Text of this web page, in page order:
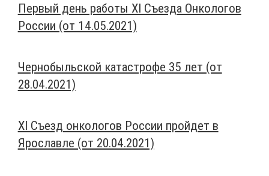
Первый день работы XI Съезда Онкологов
России (от 14.05.2021)
Чернобыльской катастрофе 35 лет (от
28.04.2021)
XI Съезд онкологов России пройдет в
Ярославле (от 20.04.2021)